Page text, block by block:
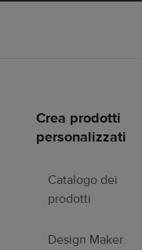
Crea prodotti
personalizzati
Catalogo dei
prodotti
Design Maker